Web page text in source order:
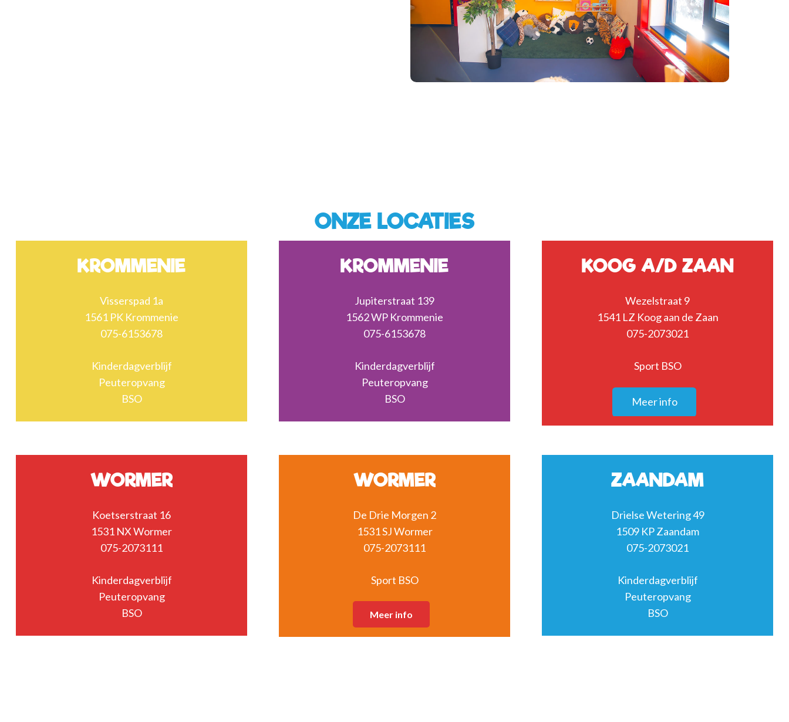
ONZE LOCATIES
KROMMENIE
Visserspad 1a
1561 PK Krommenie
075-6153678
Kinderdagverblijf
Peuteropvang
BSO
KROMMENIE
Jupiterstraat 139
1562 WP Krommenie
075-6153678
Kinderdagverblijf
Peuteropvang
BSO
KOOG A/D ZAAN
Wezelstraat 9
1541 LZ Koog aan de Zaan
075-2073021
Sport BSO
Meer info
WORMER
Koetserstraat 16
1531 NX Wormer
075-2073111
Kinderdagverblijf
Peuteropvang
BSO
WORMER
De Drie Morgen 2
1531 SJ Wormer
075-2073111
Sport BSO
Meer info
ZAANDAM
Drielse Wetering 49
1509 KP Zaandam
075-2073021
Kinderdagverblijf
Peuteropvang
BSO